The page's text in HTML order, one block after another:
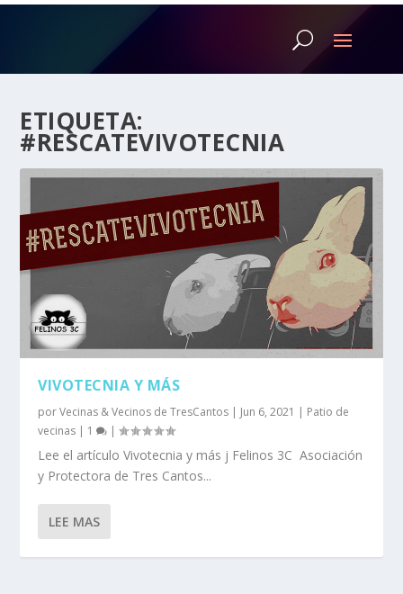
ETIQUETA:
#RESCATEVIVOTECNIA
VIVOTECNIA Y MÁS
porVecinas & Vecinos de TresCantos | Jun 6, 2021 | Patio de
vecinas | 1 |
Lee el artículo Vivotecnia y más j Felinos 3C Asociación
y Protectora de Tres Cantos...
LEE MAS